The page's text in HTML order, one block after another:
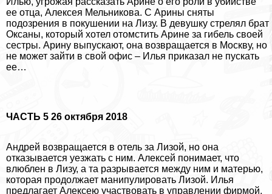
ее отца, Алексея Мельникова. С Арины сняты
подозрения в покушении на Лизу. В дeвyшку стрелял брат
Оксаны, который хотел отомстить Арине за гибель своей
сестры. Арину выпускают, она возвращается в Москву, но
не может зайти в свой офис – Илья приказал не пускать
ее…
ЧАСТЬ 5 26 октября 2018
Андрей возвращается в отель за Лизой, но она
отказывается уезжать с ним. Алексей понимает, что
влюблен в Лизу, а та разрывается между ним и матерью,
которая продолжает манипулировать Лизой. Илья
предлагает Алексею участвовать в управлении фирмой,